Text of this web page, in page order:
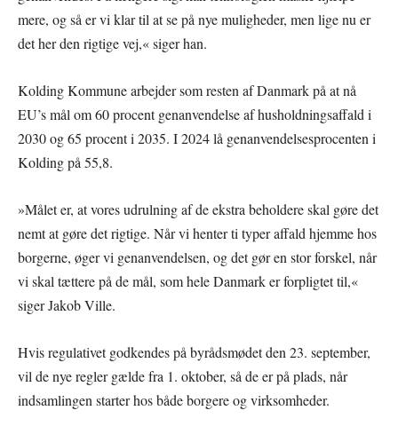
mere, og så er vi klar til at se på nye muligheder, men lige nu er
det her den rigtige vej,« siger han.
Kolding Kommune arbejder som resten af Danmark på at nå
EU’s mål om 60 procent genanvendelse af husholdningsaffald i
2030 og 65 procent i 2035. I 2024 lå genanvendelsesprocenten i
Kolding på 55,8.
»Målet er, at vores udrulning af de ekstra beholdere skal gøre det
nemt at gøre det rigtige. Når vi henter ti typer affald hjemme hos
borgerne, øger vi genanvendelsen, og det gør en stor forskel, når
vi skal tættere på de mål, som hele Danmark er forpligtet til,«
siger Jakob Ville.
Hvis regulativet godkendes på byrådsmødet den 23. september,
vil de nye regler gælde fra 1. oktober, så de er på plads, når
indsamlingen starter hos både borgere og virksomheder.